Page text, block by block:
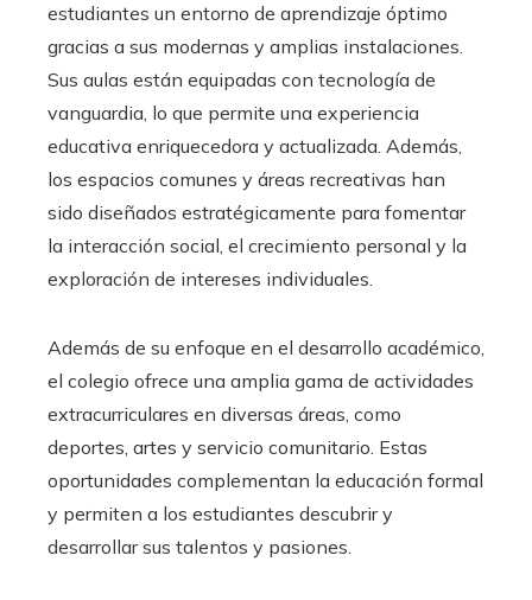
estudiantes un entorno de aprendizaje óptimo
gracias a sus modernas y amplias instalaciones.
Sus aulas están equipadas con tecnología de
vanguardia, lo que permite una experiencia
educativa enriquecedora y actualizada. Además,
los espacios comunes y áreas recreativas han
sido diseñados estratégicamente para fomentar
la interacción social, el crecimiento personal y la
exploración de intereses individuales.
Además de su enfoque en el desarrollo académico,
el colegio ofrece una amplia gama de actividades
extracurriculares en diversas áreas, como
deportes, artes y servicio comunitario. Estas
oportunidades complementan la educación formal
y permiten a los estudiantes descubrir y
desarrollar sus talentos y pasiones.